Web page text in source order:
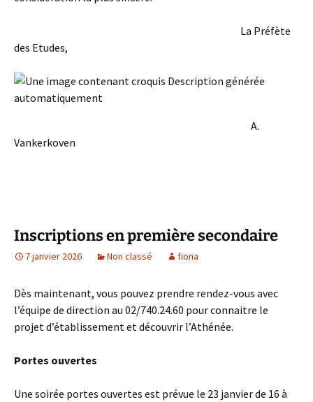
La Préfète
des Etudes,
A.
Vankerkoven
Inscriptions en première secondaire
7 janvier 2026 Non classé fiona
Dès maintenant, vous pouvez prendre rendez-vous avec
l’équipe de direction au 02/740.24.60 pour connaitre le
projet d’établissement et découvrir l’Athénée.
Portes ouvertes
Une soirée portes ouvertes est prévue le 23 janvier de 16 à